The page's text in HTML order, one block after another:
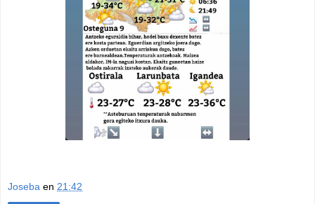
Joseba en 21:42